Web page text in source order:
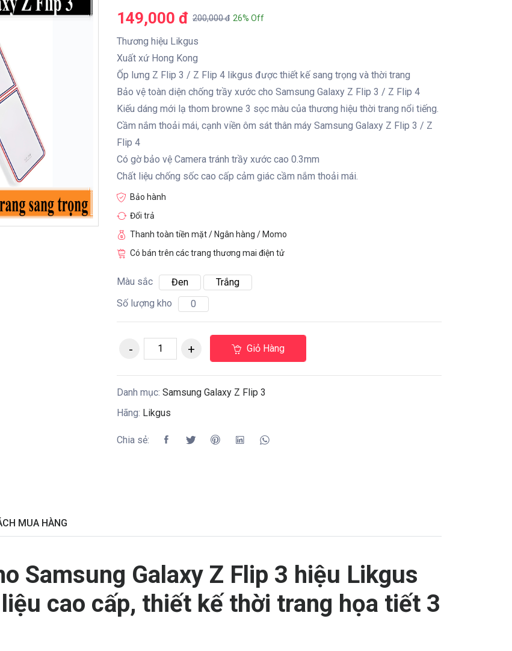
149,000 đ 200,000 đ 26% Off
Thương hiệu Likgus
Xuất xứ Hong Kong
Ốp lưng Z Flip 3 / Z Flip 4 likgus được thiết kế sang trọng và thời trang
Bảo vệ toàn diện chống trầy xước cho Samsung Galaxy Z Flip 3 / Z Flip 4
Kiếu dáng mới lạ thom browne 3 sọc màu của thương hiệu thời trang nổi tiếng.
Cầm nắm thoải mái, cạnh viền ôm sát thân máy Samsung Galaxy Z Flip 3 / Z
Flip 4
Có gờ bảo vệ Camera tránh trầy xước cao 0.3mm
Chất liệu chống sốc cao cấp cảm giác cầm nắm thoải mái.
Bảo hành
Đổi trả
Thanh toàn tiền mặt / Ngân hàng / Momo
Có bán trên các trang thương mai điện tử
Màu sắc Đen
Trắng
Số lượng kho
0
Giỏ Hàng
Danh mục: Samsung Galaxy Z Flip 3
Hãng: Likgus
Chia sẻ:
MUA HÀNG
Samsung Galaxy Z Flip 3 hiệu Likgus
cao cấp, thiết kế thời trang họa tiết 3